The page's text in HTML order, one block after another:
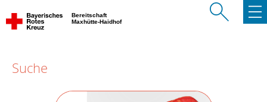
Bereitschaft
Maxhütte-Haidhof
Suche